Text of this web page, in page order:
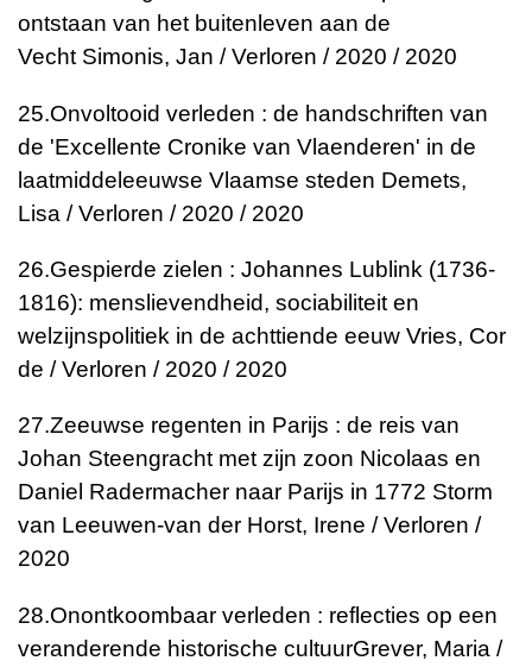
ontstaan van het buitenleven aan de
Vecht Simonis, Jan / Verloren / 2020 / 2020
25.Onvoltooid verleden : de handschriften van
de 'Excellente Cronike van Vlaenderen' in de
laatmiddeleeuwse Vlaamse steden Demets,
Lisa / Verloren / 2020 / 2020
26.Gespierde zielen : Johannes Lublink (1736-
1816): menslievendheid, sociabiliteit en
welzijnspolitiek in de achttiende eeuw Vries, Cor
de / Verloren / 2020 / 2020
27.Zeeuwse regenten in Parijs : de reis van
Johan Steengracht met zijn zoon Nicolaas en
Daniel Radermacher naar Parijs in 1772 Storm
van Leeuwen-van der Horst, Irene / Verloren /
2020
28.Onontkoombaar verleden : reflecties op een
veranderende historische cultuurGrever, Maria /